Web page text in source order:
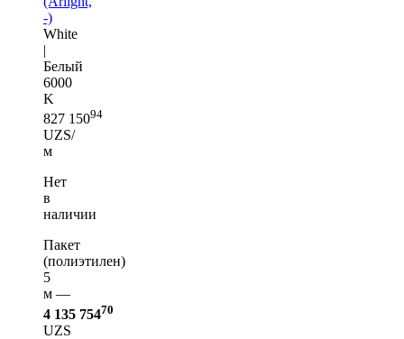
-)
White
|
Белый
6000
K
827 15094
UZS/
м
Нет
в
наличии
Пакет
(полиэтилен)
5
м —
4 135 75470
UZS